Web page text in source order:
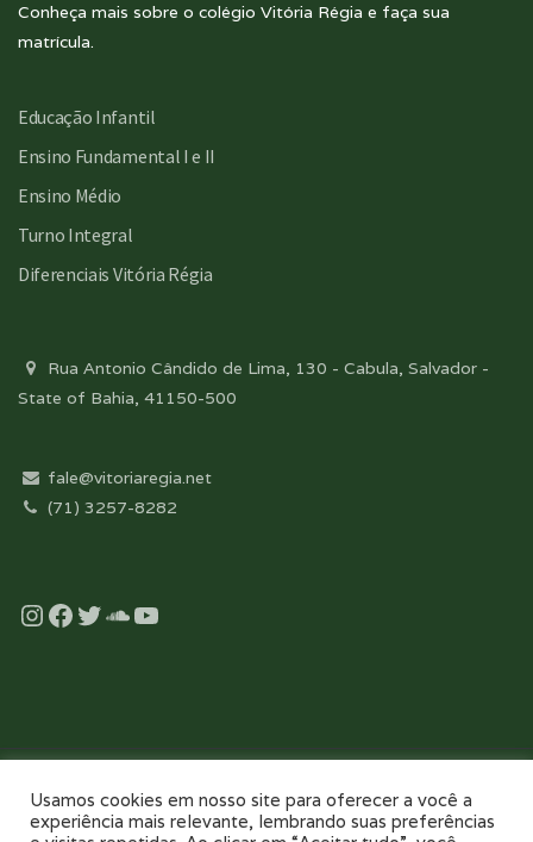
Conheça mais sobre o colégio Vitória Régia e faça sua
matrícula.
Educação Infantil
Ensino Fundamental I e II
Ensino Médio
Turno Integral
Diferenciais Vitória Régia
Rua Antonio Cândido de Lima, 130 - Cabula, Salvador -
State of Bahia, 41150-500
fale@vitoriaregia.net
(71) 3257-8282
Instagram
Facebook
Twitter
Soundcloud
YouTube
Desenvolvido com essência pela:
Usamos cookies em nosso site para oferecer a você a
experiência mais relevante, lembrando suas preferências